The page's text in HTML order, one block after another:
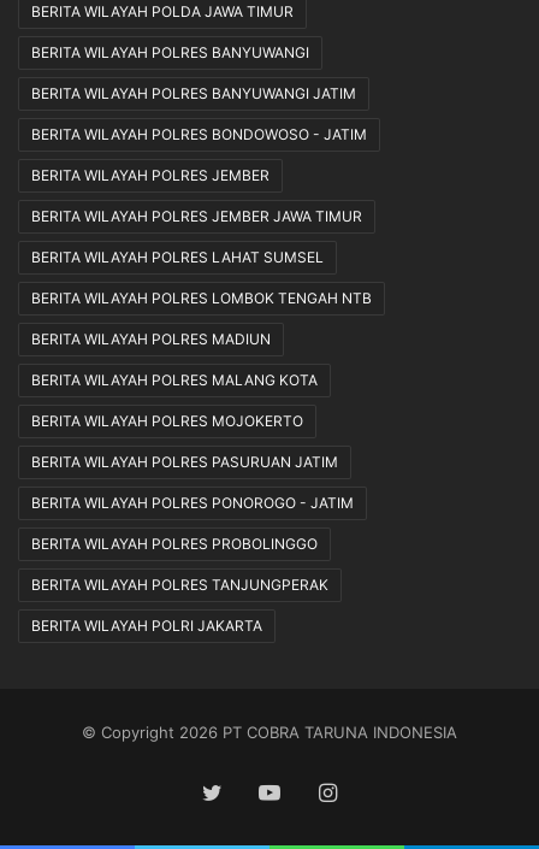
BERITA WILAYAH POLDA JAWA TIMUR
BERITA WILAYAH POLRES BANYUWANGI
BERITA WILAYAH POLRES BANYUWANGI JATIM
BERITA WILAYAH POLRES BONDOWOSO - JATIM
BERITA WILAYAH POLRES JEMBER
BERITA WILAYAH POLRES JEMBER JAWA TIMUR
BERITA WILAYAH POLRES LAHAT SUMSEL
BERITA WILAYAH POLRES LOMBOK TENGAH NTB
BERITA WILAYAH POLRES MADIUN
BERITA WILAYAH POLRES MALANG KOTA
BERITA WILAYAH POLRES MOJOKERTO
BERITA WILAYAH POLRES PASURUAN JATIM
BERITA WILAYAH POLRES PONOROGO - JATIM
BERITA WILAYAH POLRES PROBOLINGGO
BERITA WILAYAH POLRES TANJUNGPERAK
BERITA WILAYAH POLRI JAKARTA
© Copyright 2026 PT COBRA TARUNA INDONESIA
TwitterYouTubeInstagram